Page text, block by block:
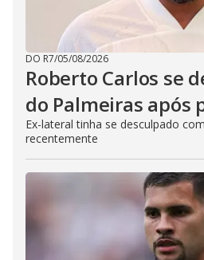
DO R7/05/08/2026
Roberto Carlos se
do Palmeiras após
Ex-lateral tinha se desculpado
recentemente